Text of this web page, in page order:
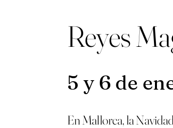
Reyes
5 y 6 de
En Mallorca, la